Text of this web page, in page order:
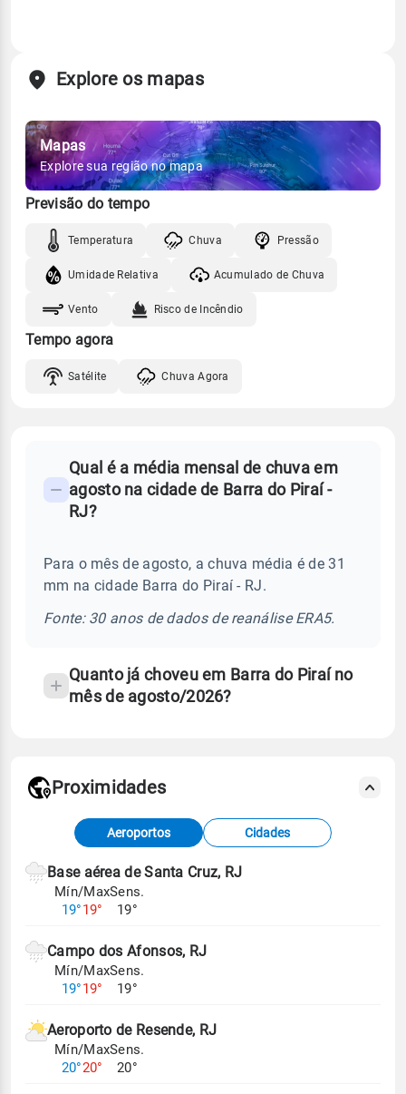
Explore os mapas
Mapas
Explore sua região no mapa
Previsão do tempo
Temperatura Chuva Pressão
Umidade Relativa Acumulado de Chuva
Vento Risco de Incêndio
Tempo agora
Satélite Chuva Agora
Perguntas
frequentes
chuva
temperatura
Qual é a média mensal de chuva em
agosto na cidade de Barra do Piraí -
RJ?
Para o mês de agosto, a chuva média é de 31
mm na cidade Barra do Piraí - RJ.
Fonte: 30 anos de dados de reanálise ERA5.
Quanto já choveu em Barra do Piraí no
mês de agosto/2026?
Fonte: dados combinados de estações
meteorológicas e satélite do Centro de Previsão
de Tempo e Estudos Climáticos (CPTEC).
Para obter mais informações sobre os dados
Proximidades
Aeroportos Cidades
Base aérea de Santa Cruz, RJ
Mín/Max
19°19°
Sens.
19°
Campo dos Afonsos, RJ
Mín/Max
19°19°
Sens.
19°
Aeroporto de Resende, RJ
Mín/Max
20°20°
Sens.
20°